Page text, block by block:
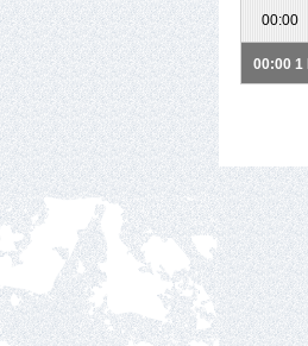
00:00
00:00 1